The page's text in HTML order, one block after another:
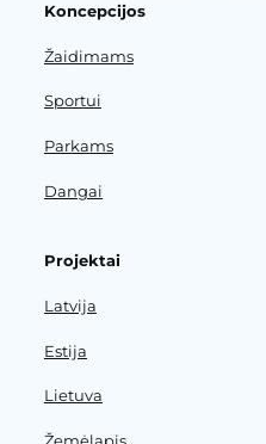
Koncepcijos
Žaidimams
Sportui
Parkams
Dangai
Projektai
Latvija
Estija
Lietuva
Žemėlapis